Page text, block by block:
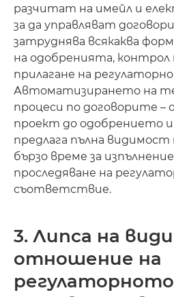
разчитат на имейл и
за да управляват
затруднява всякаква
на одобренията, контрол
прилагане на
Автоматизирането на
процеси по договорите
проект до одобрението
предлага пълна видимост
бързо време за
проследяване на
съответствие.
3. Липса на
отношение на
регулаторното